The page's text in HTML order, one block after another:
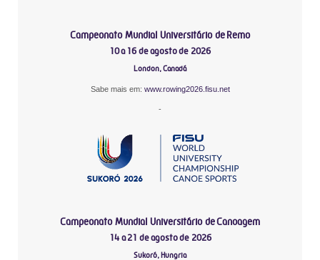
Campeonato Mundial Universitário de Remo
10 a 16 de agosto de 2026
London, Canadá
Sabe mais em: www.rowing2026.fisu.net
-
Campeonato Mundial Universitário de Canoagem
14 a 21 de agosto de 2026
Sukoró, Hungria